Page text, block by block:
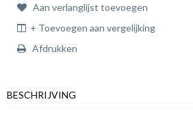
Aan verlanglijst toevoegen
+ Toevoegen aan vergelijking
Afdrukken
BESCHRIJVING